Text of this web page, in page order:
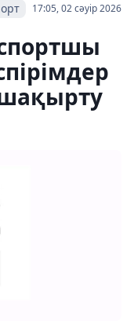
17:05, 02 сәуір 2026